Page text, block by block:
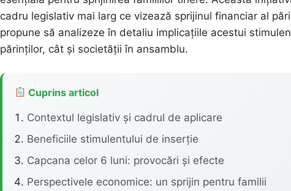
cadru legislativ mai larg ce vizează sprijinul financiar al
propune să analizeze în detaliu implicațiile acestui
părinților, cât și societății în ansamblu.
Cuprins articol
Contextul legislativ și cadrul de aplicare
Beneficiile stimulentului de inserție
Capcana celor 6 luni: provocări și efecte
Perspectivele economice: un sprijin pentru familii